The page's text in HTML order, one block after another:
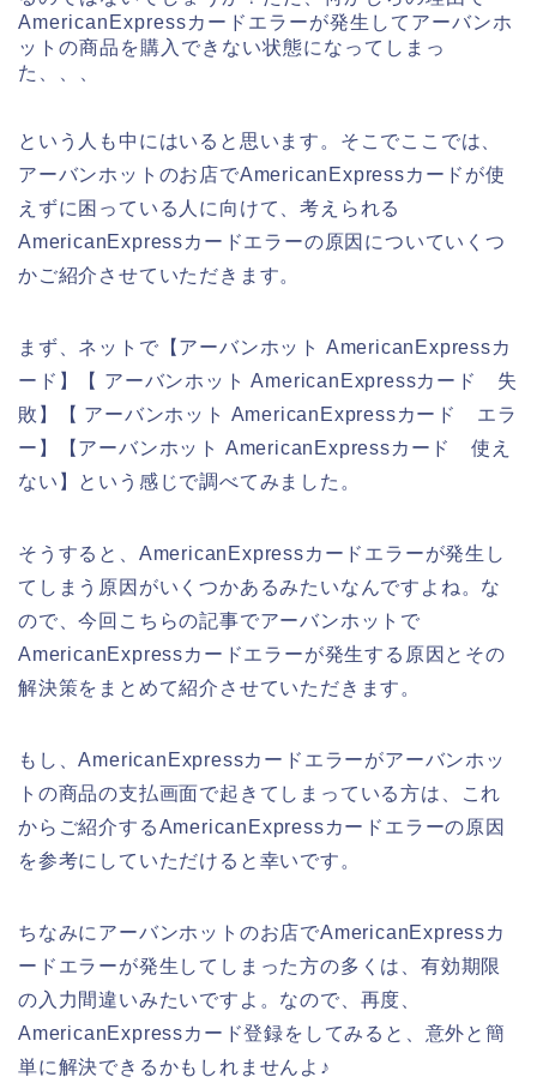
AmericanExpressカードエラーが発生してアーバンホ
ットの商品を購入できない状態になってしまっ
た、、、
という人も中にはいると思います。そこでここでは、
アーバンホットのお店でAmericanExpressカードが使
えずに困っている人に向けて、考えられる
AmericanExpressカードエラーの原因についていくつ
かご紹介させていただきます。
まず、ネットで【アーバンホット AmericanExpressカ
ード】【 アーバンホット AmericanExpressカード 失
敗】【 アーバンホット AmericanExpressカード エラ
ー】【アーバンホット AmericanExpressカード 使え
ない】という感じで調べてみました。
そうすると、AmericanExpressカードエラーが発生し
てしまう原因がいくつかあるみたいなんですよね。な
ので、今回こちらの記事でアーバンホットで
AmericanExpressカードエラーが発生する原因とその
解決策をまとめて紹介させていただきます。
もし、AmericanExpressカードエラーがアーバンホッ
トの商品の支払画面で起きてしまっている方は、これ
からご紹介するAmericanExpressカードエラーの原因
を参考にしていただけると幸いです。
ちなみにアーバンホットのお店でAmericanExpressカ
ードエラーが発生してしまった方の多くは、有効期限
の入力間違いみたいですよ。なので、再度、
AmericanExpressカード登録をしてみると、意外と簡
単に解決できるかもしれませんよ♪